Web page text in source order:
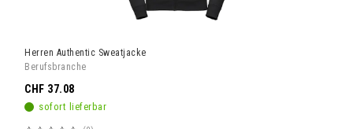
Herren Authentic Sweatjacke
Berufsbranche
sofort lieferbar
CHF 37.08